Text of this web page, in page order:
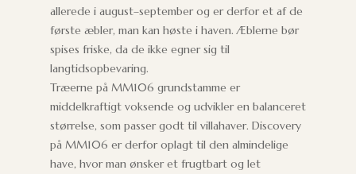
allerede i august–september og er derfor et af de
første æbler, man kan høste i haven. Æblerne bør
spises friske, da de ikke egner sig til
langtidsopbevaring.
Træerne på MM106 grundstamme er
middelkraftigt voksende og udvikler en balanceret
størrelse, som passer godt til villahaver. Discovery
på MM106 er derfor oplagt til den almindelige
have, hvor man ønsker et frugtbart og let